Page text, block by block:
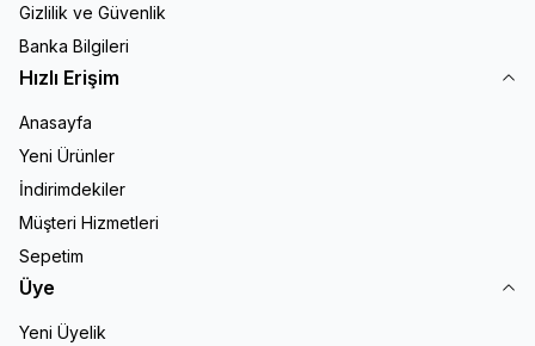
Gizlilik ve Güvenlik
Banka Bilgileri
Hızlı Erişim
Anasayfa
Yeni Ürünler
İndirimdekiler
Müşteri Hizmetleri
Sepetim
Üye
Yeni Üyelik